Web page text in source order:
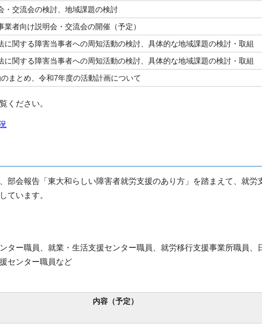
・交流会の検討、地域課題の検討
業者向け説明会・交流会の開催（予定）
に関する障害当事者への周知活動の検討、具体的な地域課題の検討・取組
に関する障害当事者への周知活動の検討、具体的な地域課題の検討・取組
まとめ、令和7年度の活動計画について
ください。
部会報告「東大和らしい障害者就労支援のあり方」を踏まえて、就労
ています。
ター職員、就業・生活支援センター職員、就労移行支援事業所職員、
センター職員など
内容（予定）